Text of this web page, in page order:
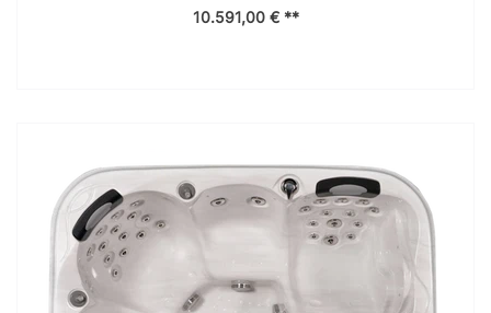
10.591,00 € **